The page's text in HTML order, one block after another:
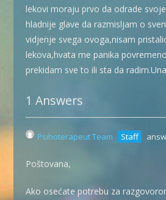
lekovi moraju prvo da odrade
hladnije glave da razmisljam o
vidjenje svega ovoga,nisam
lekova,hvata me panika
prekidam sve to ili sta da
1 Answers
Psihoterapeut Team Staff
Poštovana,
Ako osećate potrebu za